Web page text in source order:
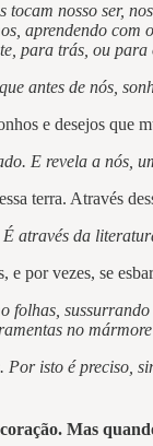
nosso ser,
aprendendo
para trás, ou
antes de nós,
e desejos que
E revela a nós,
terra. Através
através da
e por vezes, se
no mármore
isto é preciso,
Mas